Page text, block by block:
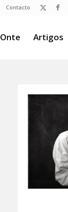
Contacto
Onte Artigos